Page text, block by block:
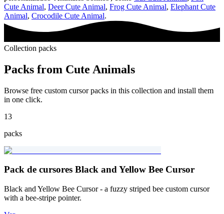
Cute Animal, Deer Cute Animal, Frog Cute Animal, Elephant Cute
Animal, Crocodile Cute Animal.
Collection packs
Packs from Cute Animals
Browse free custom cursor packs in this collection and install them
in one click.
13
packs
Pack de cursores Black and Yellow Bee Cursor
Black and Yellow Bee Cursor - a fuzzy striped bee custom cursor
with a bee-stripe pointer.